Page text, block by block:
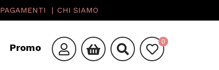
PAGAMENTI CHI SIAMO
0
Promo